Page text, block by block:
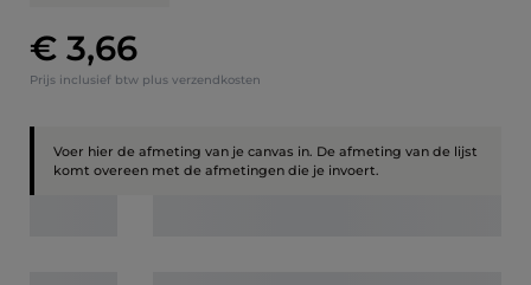
Normale prijs:
€ 3,66
Prijs inclusief btw plus verzendkosten
Voer hier de afmeting van je canvas in. De afmeting van de lijst
komt overeen met de afmetingen die je invoert.